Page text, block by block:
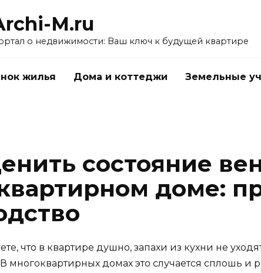
M.ru
о недвижимости: Ваш ключ к будущей квартире
жилья Дома и коттеджи Земельные
состояние
доме:
что в квартире душно, запахи из кухни не
многоквартирных домах это случается сплошь